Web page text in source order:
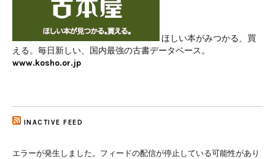
ほしい本がみつかる、買
える。毎日新しい、国内最強の古書データベース。
www.kosho.or.jp
INACTIVE FEED
エラーが発生しました。フィードの配信が停止している可能性があり